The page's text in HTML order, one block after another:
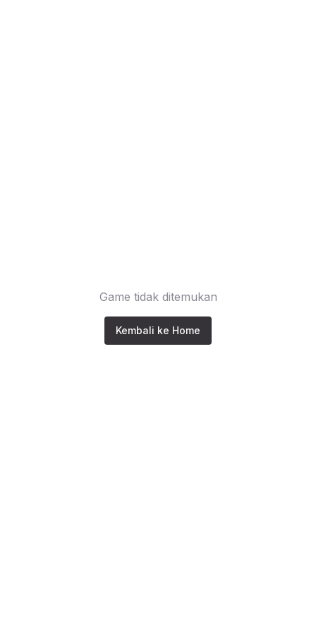
Game tidak ditemukan
Kembali ke Home